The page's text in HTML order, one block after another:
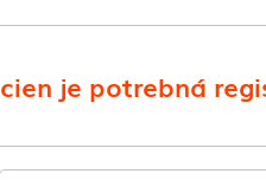
je potrebná